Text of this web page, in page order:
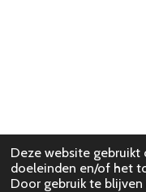
Deze website
doeleinden en/of het
Door gebruik te